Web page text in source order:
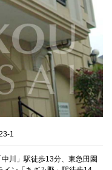
1
川」駅徒歩13分、東急田園